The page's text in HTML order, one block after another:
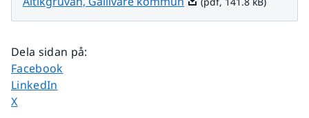
Dela sidan på:
Dela sidan på
Facebook
Dela sidan på
LinkedIn
Dela sidan på
X